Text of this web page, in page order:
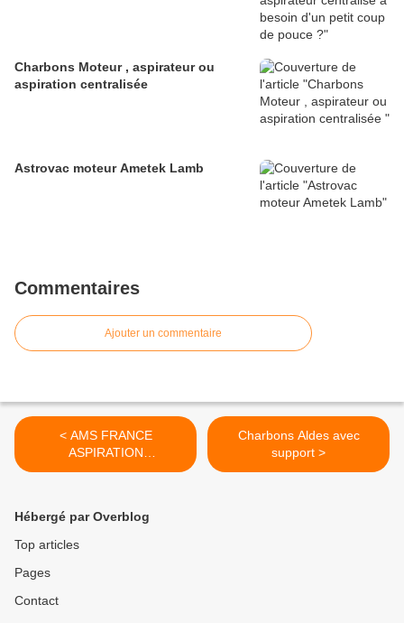
Charbons Moteur , aspirateur ou
aspiration centralisée
Astrovac moteur Ametek Lamb
Commentaires
Ajouter un commentaire
< AMS FRANCE
ASPIRATION
CENTRALISEE
Charbons Aldes avec
support >
Hébergé par Overblog
Top articles
Pages
Contact